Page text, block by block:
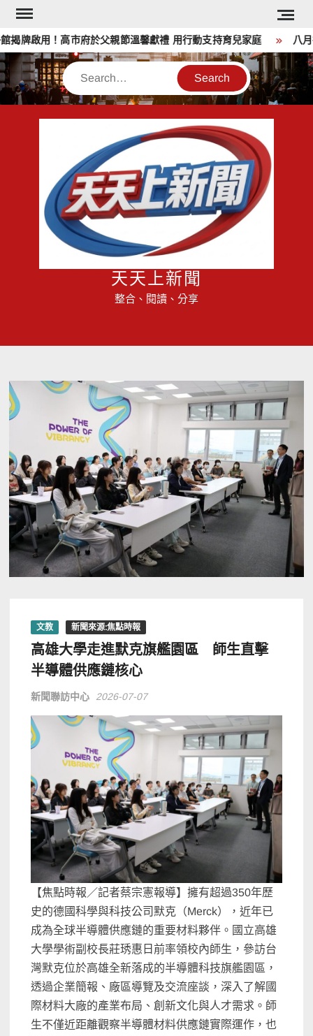
Skip
content
牌啟用！高市府於父親節溫馨獻禮 用行動支持育兒家庭 八月祖
Search
天天上新聞
整合、閱讀、分享
文教 新聞來源:焦點時報
高雄大學走進默克旗艦園區 師生直擊
半導體供應鏈核心
新聞聯訪中心 2026-07-07
【焦點時報／記者蔡宗憲報導】擁有超過350年歷
史的德國科學與科技公司默克（Merck），近年已
成為全球半導體供應鏈的重要材料夥伴。國立高雄
大學學術副校長莊琇惠日前率領校內師生，參訪台
灣默克位於高雄全新落成的半導體科技旗艦園區，
透過企業簡報、廠區導覽及交流座談，深入了解國
際材料大廠的產業布局、創新文化與人才需求。師
生不僅近距離觀察半導體材料供應鏈實際運作，也